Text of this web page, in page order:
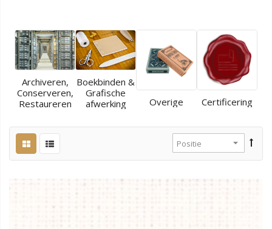
Archiveren,
Conserveren,
Restaureren
Boekbinden &
Grafische
afwerking
Overige Certificering